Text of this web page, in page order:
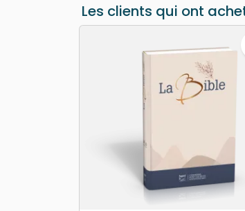
Les clients qui ont